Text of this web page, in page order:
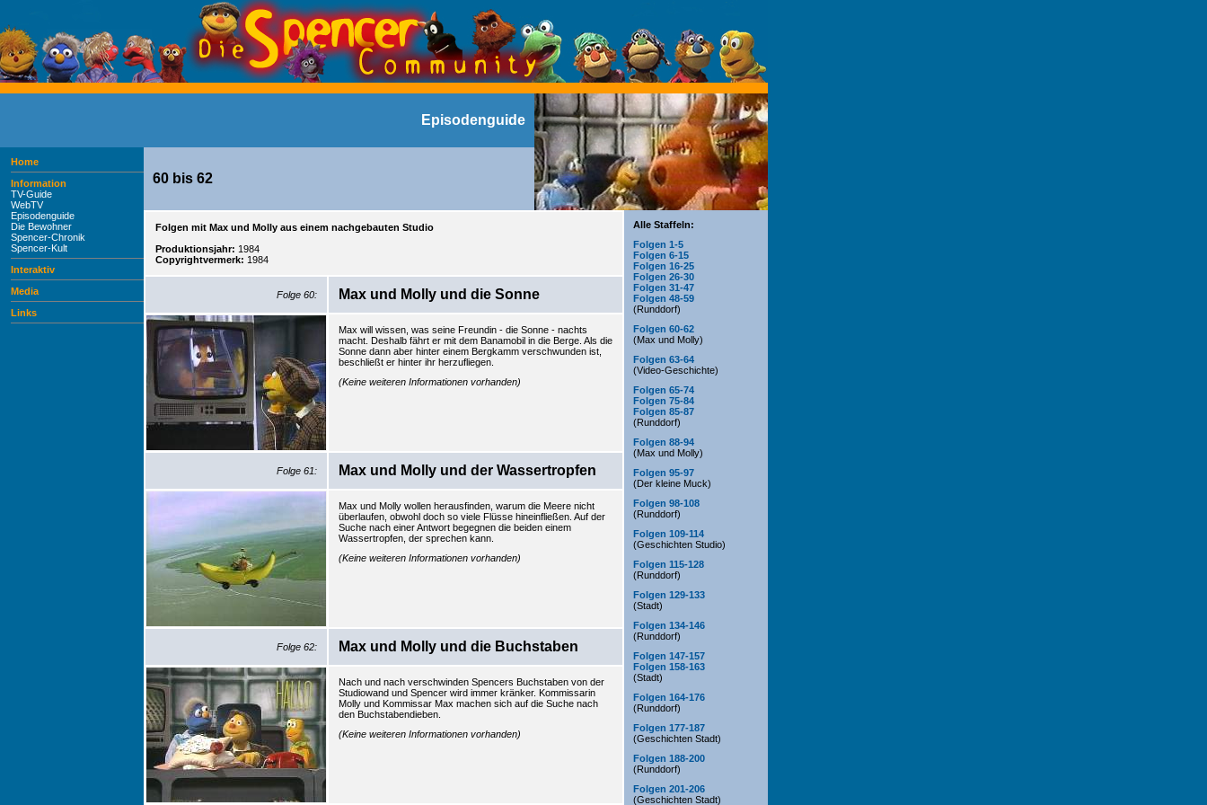
Episodenguide
Home
Information
TV-Guide
WebTV
Episodenguide
Die Bewohner
Spencer-Chronik
Spencer-Kult
Interaktiv
Media
Links
60 bis 62
Folgen mit Max und Molly aus einem nachgebauten Studio
Produktionsjahr: 1984
Copyrightvermerk: 1984
Folge 60: Max und Molly und die Sonne
Max will wissen, was seine Freundin - die Sonne - nachts
macht. Deshalb fährt er mit dem Banamobil in die Berge. Als die
Sonne dann aber hinter einem Bergkamm verschwunden ist,
beschließt er hinter ihr herzufliegen.
(Keine weiteren Informationen vorhanden)
Folge 61: Max und Molly und der Wassertropfen
Max und Molly wollen herausfinden, warum die Meere nicht
überlaufen, obwohl doch so viele Flüsse hineinfließen. Auf der
Suche nach einer Antwort begegnen die beiden einem
Wassertropfen, der sprechen kann.
(Keine weiteren Informationen vorhanden)
Folge 62: Max und Molly und die Buchstaben
Nach und nach verschwinden Spencers Buchstaben von der
Studiowand und Spencer wird immer kränker. Kommissarin
Molly und Kommissar Max machen sich auf die Suche nach
den Buchstabendieben.
(Keine weiteren Informationen vorhanden)
Alle Staffeln:
Folgen 1-5
Folgen 6-15
Folgen 16-25
Folgen 26-30
Folgen 31-47
Folgen 48-59
(Runddorf)
Folgen 60-62
(Max und Molly)
Folgen 63-64
(Video-Geschichte)
Folgen 65-74
Folgen 75-84
Folgen 85-87
(Runddorf)
Folgen 88-94
(Max und Molly)
Folgen 95-97
(Der kleine Muck)
Folgen 98-108
(Runddorf)
Folgen 109-114
(Geschichten Studio)
Folgen 115-128
(Runddorf)
Folgen 129-133
(Stadt)
Folgen 134-146
(Runddorf)
Folgen 147-157
Folgen 158-163
(Stadt)
Folgen 164-176
(Runddorf)
Folgen 177-187
(Geschichten Stadt)
Folgen 188-200
(Runddorf)
Folgen 201-206
(Geschichten Stadt)